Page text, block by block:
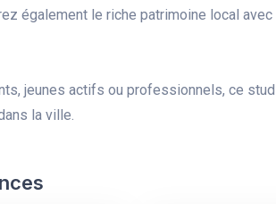
également le riche patrimoine local
jeunes actifs ou professionnels, ce
la ville.